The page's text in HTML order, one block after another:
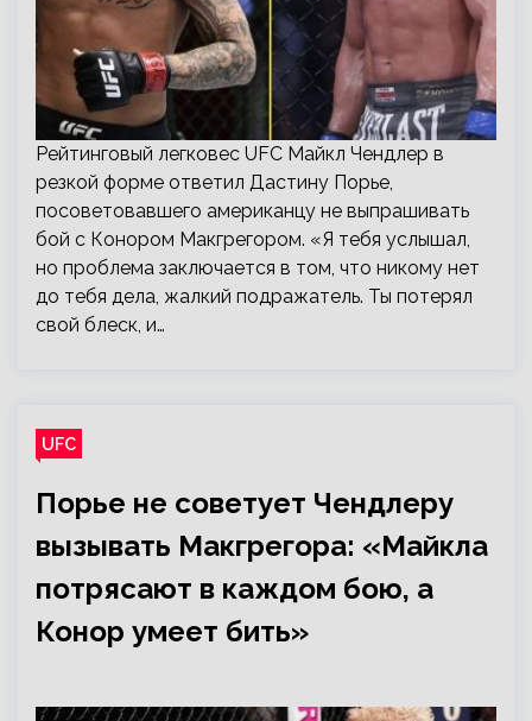
Рейтинговый легковес UFC Майкл Чендлер в
резкой форме ответил Дастину Порье,
посоветовавшего американцу не выпрашивать
бой с Конором Макгрегором. «Я тебя услышал,
но проблема заключается в том, что никому нет
до тебя дела, жалкий подражатель. Ты потерял
свой блеск, и…
UFC
Порье не советует Чендлеру
вызывать Макгрегора: «Майкла
потрясают в каждом бою, а
Конор умеет бить»